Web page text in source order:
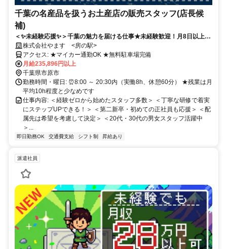
千葉の名産品を扱うお土産店の販売スタッフ(店長候
補)
＜✨未経験応援✨＞千葉の魅力を届ける仕事★未経験歓迎！月8日以上休
み＆残業ほぼ無でプライベート充実◎賞与年2回あり！
株式会社やます <房の駅>
アクセス: ★マイカー通勤OK ★無料駐車場完備
月給235,896円以上
千葉県市原市
勤務時間・曜日: ⏰8:00 ～ 20:30内（実働8h、休憩60分） ★残業は月
平均10h程度と少なめです
仕事内容: ＜経験ゼロから始めたスタッフ多数＞ ＜丁寧な研修で着実
にステップUPできる！＞ ＜第二新卒・初めての正社員も応援＞ ＜配
属先は希望を考慮して決定＞ ＜20代・30代の男女スタッフ活躍中
＞...
即日勤務OK 交通費支給 シフト制 昇給あり
派遣社員